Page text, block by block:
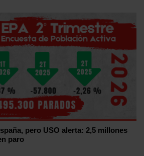
pero USO alerta: 2,5 millones
paro